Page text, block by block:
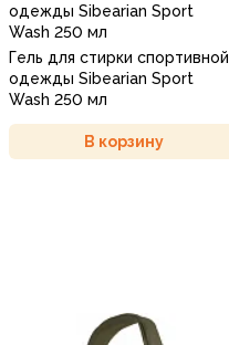
одежды Sibearian Sport
Wash 250 мл
Гель для стирки спортивной
одежды Sibearian Sport
Wash 250 мл
В корзину